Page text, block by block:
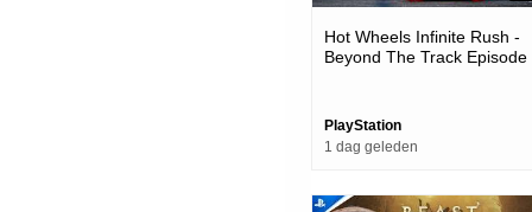
Hot Wheels Infinite Rush -
Beyond The Track Episode
PlayStation
1 dag geleden